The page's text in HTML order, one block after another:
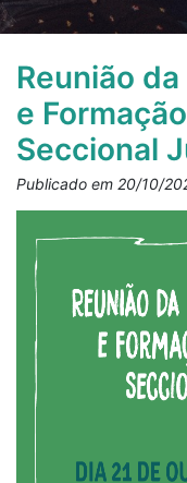
Reunião
e
Seccional
Publicado em 20/10/